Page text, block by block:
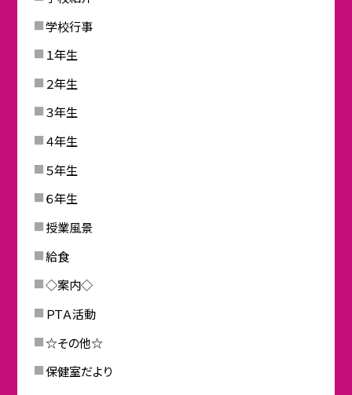
学校行事
１年生
２年生
３年生
４年生
５年生
６年生
授業風景
給食
◇案内◇
ＰＴＡ活動
☆その他☆
保健室だより